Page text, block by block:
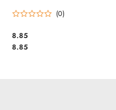
(0)
Cena:
8.85
Cena:
8.85